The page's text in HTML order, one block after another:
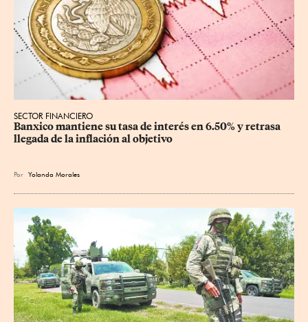
SECTOR FINANCIERO
Banxico mantiene su tasa de interés en 6.50% y retrasa
llegada de la inflación al objetivo
Por Yolanda Morales